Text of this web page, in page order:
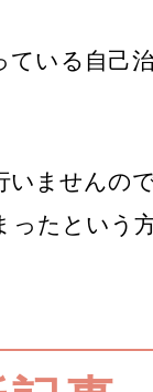
ている自己
いませんの
ったという